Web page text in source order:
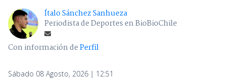
Ítalo Sánchez Sanhueza
Periodista de Deportes en BioBioChile
Con información dePerfil
Sábado 08 Agosto, 2026 | 12:51